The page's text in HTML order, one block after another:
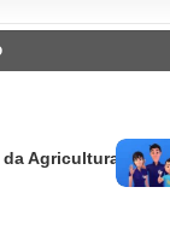
Agricultura -